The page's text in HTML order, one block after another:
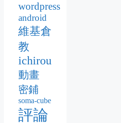
wordpress
android
維基倉
教
ichirou
動畫
密鋪
soma-cube
評論